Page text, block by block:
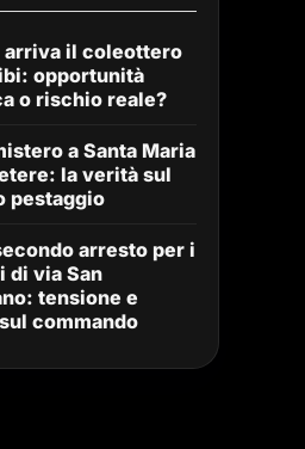
arriva il coleottero
opportunità
o rischio reale?
a Santa Maria
la verità sul
pestaggio
arresto per i
di via San
tensione e
commando